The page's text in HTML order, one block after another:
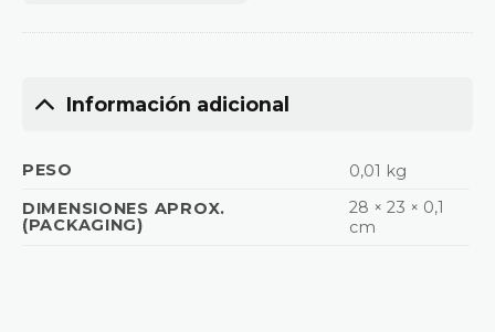
Información adicional
PESO
0,01 kg
DIMENSIONES APROX.
(PACKAGING)
28 × 23 × 0,1
cm